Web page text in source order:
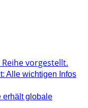
Alle wichtigen Infos
erhält globale